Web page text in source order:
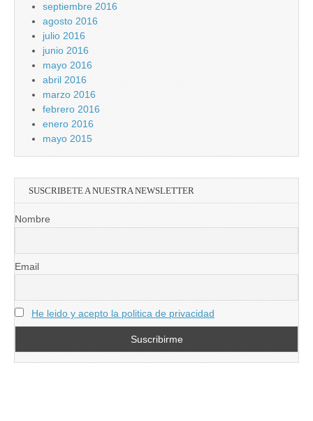
septiembre 2016
agosto 2016
julio 2016
junio 2016
mayo 2016
abril 2016
marzo 2016
febrero 2016
enero 2016
mayo 2015
SUSCRIBETE A NUESTRA NEWSLETTER
Nombre
Email
He leido y acepto la politica de privacidad